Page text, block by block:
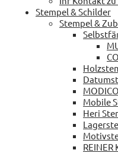
Stempel & Schilder
Stempel &
Mobile
Heri